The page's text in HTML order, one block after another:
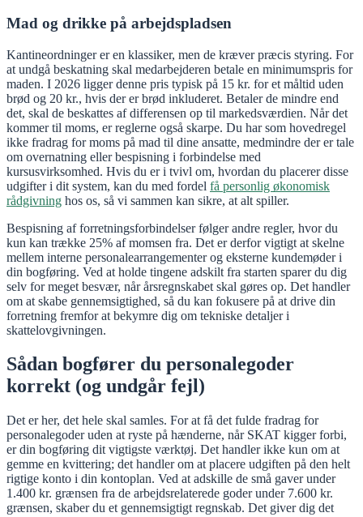
Mad og drikke på arbejdspladsen
Kantineordninger er en klassiker, men de kræver præcis styring. For
at undgå beskatning skal medarbejderen betale en minimumspris for
maden. I 2026 ligger denne pris typisk på 15 kr. for et måltid uden
brød og 20 kr., hvis der er brød inkluderet. Betaler de mindre end
det, skal de beskattes af differensen op til markedsværdien. Når det
kommer til moms, er reglerne også skarpe. Du har som hovedregel
ikke fradrag for moms på mad til dine ansatte, medmindre der er tale
om overnatning eller bespisning i forbindelse med
kursusvirksomhed. Hvis du er i tvivl om, hvordan du placerer disse
udgifter i dit system, kan du med fordel få personlig økonomisk
rådgivning hos os, så vi sammen kan sikre, at alt spiller.
Bespisning af forretningsforbindelser følger andre regler, hvor du
kun kan trække 25% af momsen fra. Det er derfor vigtigt at skelne
mellem interne personalearrangementer og eksterne kundemøder i
din bogføring. Ved at holde tingene adskilt fra starten sparer du dig
selv for meget besvær, når årsregnskabet skal gøres op. Det handler
om at skabe gennemsigtighed, så du kan fokusere på at drive din
forretning fremfor at bekymre dig om tekniske detaljer i
skattelovgivningen.
Sådan bogfører du personalegoder
korrekt (og undgår fejl)
Det er her, det hele skal samles. For at få det fulde fradrag for
personalegoder uden at ryste på hænderne, når SKAT kigger forbi,
er din bogføring dit vigtigste værktøj. Det handler ikke kun om at
gemme en kvittering; det handler om at placere udgiften på den helt
rigtige konto i din kontoplan. Ved at adskille de små gaver under
1.400 kr. grænsen fra de arbejdsrelaterede goder under 7.600 kr.
grænsen, skaber du et gennemsigtigt regnskab. Det giver dig det